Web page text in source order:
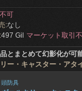
可
:なし
497 Gil マーケット取引
とまとめて幻影化が可
ー・キャスター・アタ
頭防具